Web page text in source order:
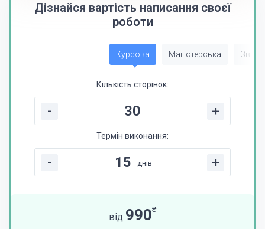
Дізнайся вартість написання своєї
роботи
Курсова Магістерська Звіт
Кількість сторінок:
- +
Термін виконання:
- днів +
від 990₴